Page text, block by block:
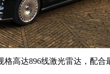
高达896线激光雷达，配